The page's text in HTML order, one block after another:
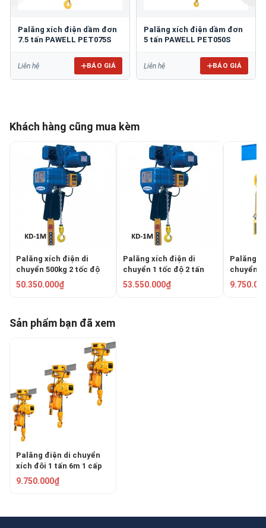
Palăng xích điện dầm đơn
7.5 tấn PAWELL PET075S
Liên hệ BÁO GIÁ
Palăng xích điện dầm đơn
5 tấn PAWELL PET050S
Liên hệ BÁO GIÁ
Khách hàng cũng mua kèm
Palăng xích điện di
chuyển 500kg 2 tốc độ
KUKDONG KDT-1M
50.350.000₫
Palăng xích điện di
chuyển 1 tốc độ 2 tấn
KUKDONG KD-1M-2T
53.550.000₫
Palăng
chuyển
tấn
Sản phẩm bạn đã xem
Palăng điện di chuyển
xích đôi 1 tấn 6m 1 cấp
tốc độ KENBO KKBB01-
9.750.000₫